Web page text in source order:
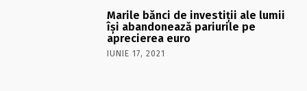
Marile bănci de investiţii ale lumii
îşi abandonează pariurile pe
aprecierea euro
IUNIE 17, 2021